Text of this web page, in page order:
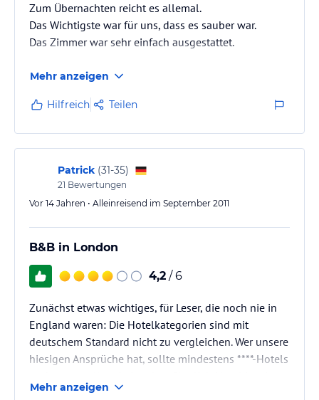
Zum Übernachten reicht es allemal.
Das Wichtigste war für uns, dass es sauber war.
Das Zimmer war sehr einfach ausgestattet.
Mehr anzeigen
Hilfreich Teilen
Patrick (31-35)
21 Bewertungen
Vor 14 Jahren • Alleinreisend im September 2011
B&B in London
4,2 / 6
Zunächst etwas wichtiges, für Leser, die noch nie in
England waren: Die Hotelkategorien sind mit
deutschem Standard nicht zu vergleichen. Wer unsere
hiesigen Ansprüche hat, sollte mindestens ****-Hotels
typisches englisches B&B (Bed & Breakfast) und liegt
Mehr anzeigen